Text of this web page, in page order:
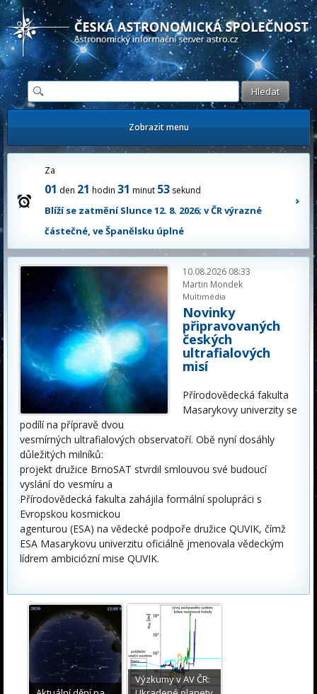
Česká astronomická společnost - Informační astronomický server
Zobrazit menu
Za
01 den 21 hodin 31 minut 52 sekund
Blíží se zatmění Slunce 12. 8. 2026; v ČR výrazné
částečné, ve Španělsku úplné
10.08.2026 08:33
Martin Mondek
Multimédia
Novinky
připravovaných
českých
ultrafialových
misí
Přírodovědecká fakulta
Masarykovy univerzity se
podílí na přípravě dvou
vesmírných ultrafialových observatoří. Obě nyní dosáhly
důležitých milníků:
projekt družice BrnoSAT stvrdil smlouvou své budoucí
vyslání do vesmíru a
Přírodovědecká fakulta zahájila formální spolupráci s
Evropskou kosmickou
agenturou (ESA) na vědecké podpoře družice QUVIK, čímž
ESA Masarykovu univerzitu oficiálně jmenovala vědeckým
lídrem ambiciózní mise QUVIK.
Výzkumy v AV ČR: